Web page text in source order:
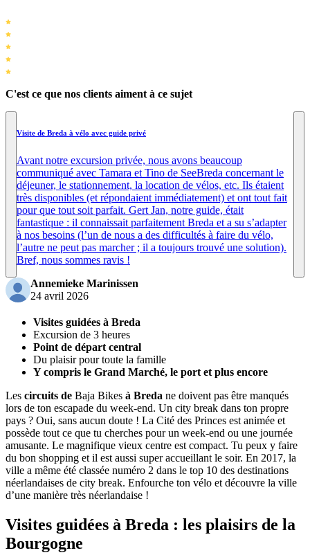
C'est ce que nos clients aiment à ce sujet
Visite de Breda à vélo avec guide privé
Avant notre excursion privée, nous avons beaucoup
communiqué avec Tamara et Tino de SeeBreda concernant le
déjeuner, le stationnement, la location de vélos, etc. Ils étaient
très disponibles (et répondaient immédiatement) et ont tout fait
pour que tout soit parfait. Gert Jan, notre guide, était
fantastique : il connaissait parfaitement Breda et a su s’adapter
à nos besoins (l’un de nous a des difficultés à faire du vélo,
l’autre ne peut pas marcher ; il a toujours trouvé une solution).
Bref, nous sommes ravis !
Annemieke Marinissen
24 avril 2026
Visites guidées à Breda
Excursion de 3 heures
Point de départ central
Du plaisir pour toute la famille
Y compris le Grand Marché, le port et plus encore
Les circuits de Baja Bikes à Breda ne doivent pas être manqués
lors de ton escapade du week-end. Un city break dans ton propre
pays ? Oui, sans aucun doute ! La Cité des Princes est animée et
possède tout ce que tu cherches pour un week-end ou une journée
amusante. Le magnifique vieux centre est compact. Tu peux y faire
du bon shopping et il est aussi super accueillant le soir. En 2017, la
ville a même été classée numéro 2 dans le top 10 des destinations
néerlandaises de city break. Enfourche ton vélo et découvre la ville
d’une manière très néerlandaise !
Visites guidées à Breda : les plaisirs de la
Bourgogne